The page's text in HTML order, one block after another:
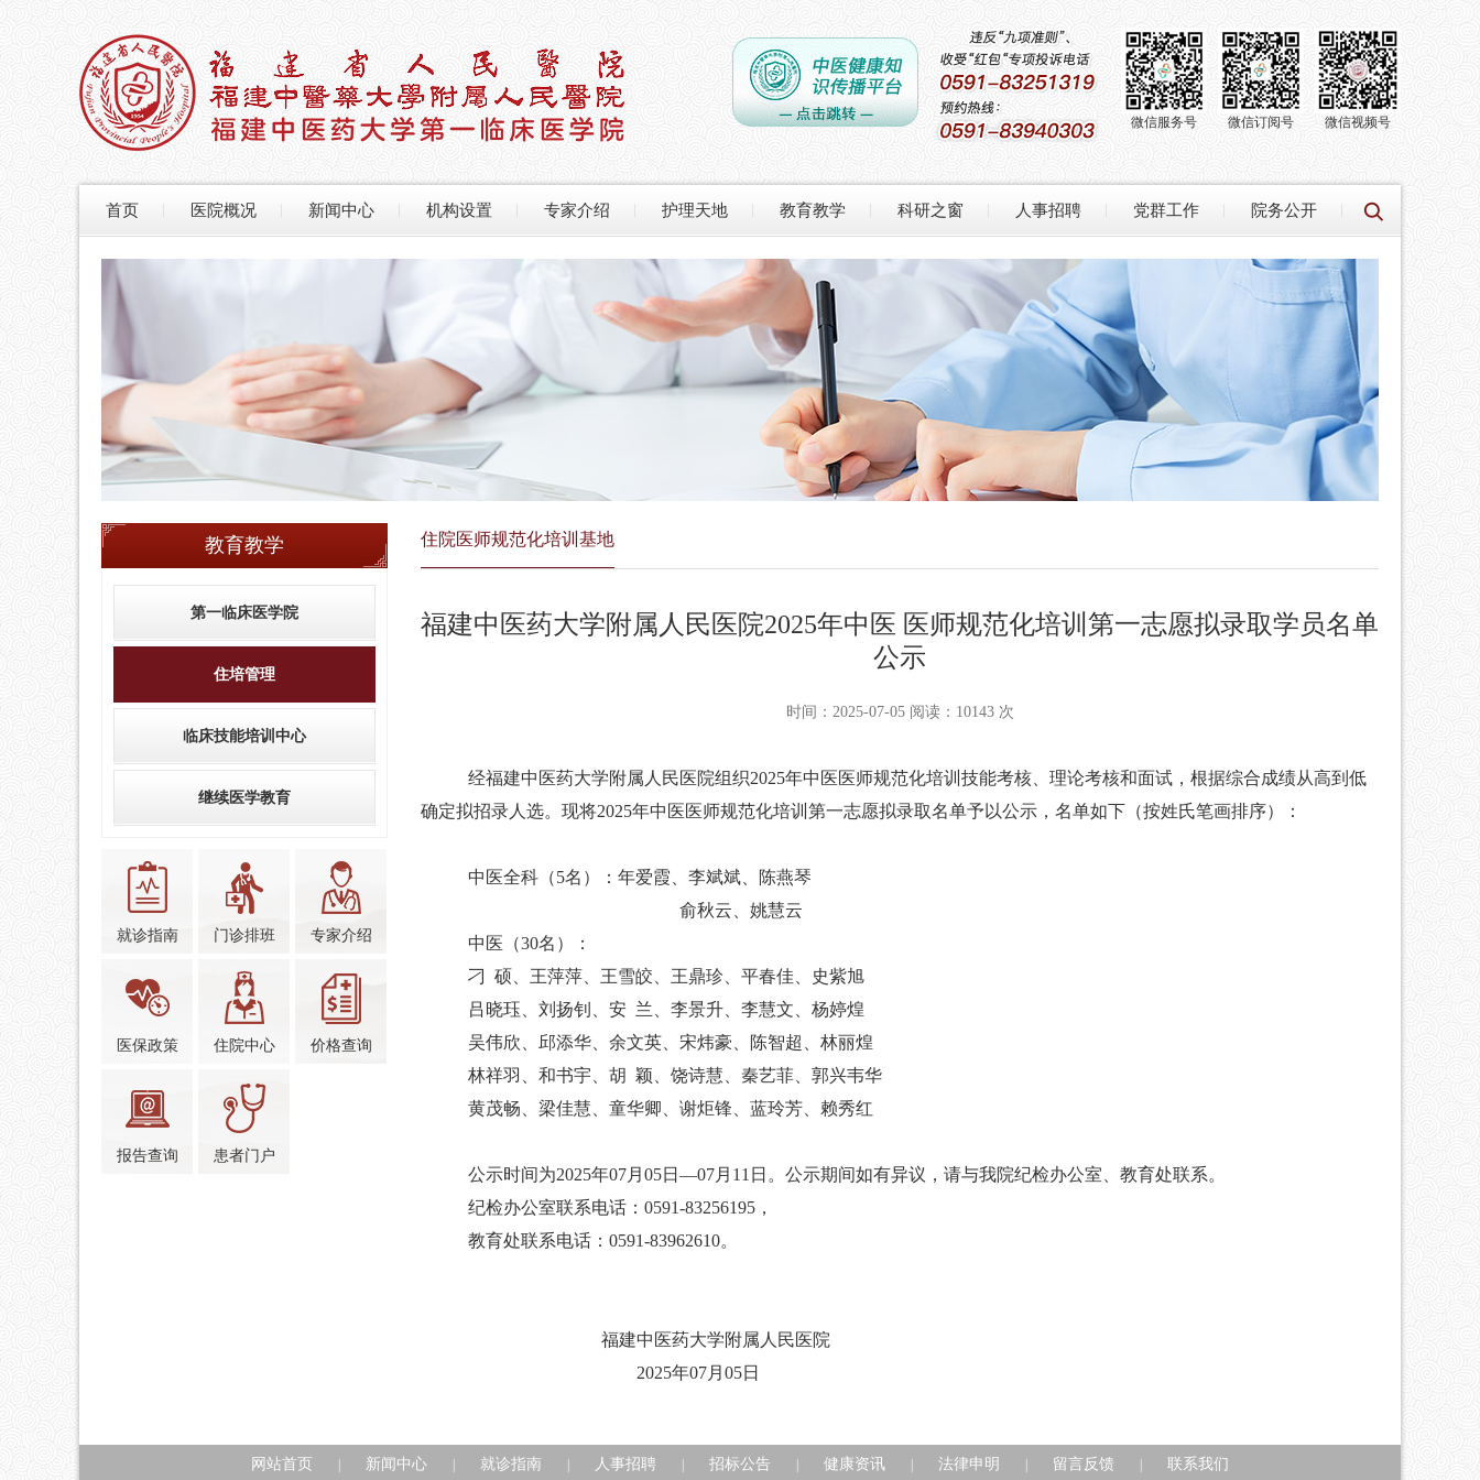
微信视频号
微信订阅号
微信服务号
首页 医院概况 新闻中心 机构设置 专家介绍 护理天地 教育教学 科研之窗 人事招聘 党群工作 院务公开
教育教学
第一临床医学院
住培管理
临床技能培训中心
继续医学教育
就诊指南 门诊排班 专家介绍
医保政策 住院中心 价格查询
报告查询 患者门户
住院医师规范化培训基地
福建中医药大学附属人民医院2025年中医 医师规范化培训第一志愿拟录取学员名单
公示
时间：2025-07-05 阅读：10143 次
经福建中医药大学附属人民医院组织2025年中医医师规范化培训 技能考核、理论考核和面试，根据综合成绩从高到低
确定拟招录人选。现将2025年中医医师规范化培训第一志愿拟录取名单予以公示，名单如下 （按姓氏笔画排序） ：
中医全科（5名）：年爱霞 、李斌斌、陈燕琴
俞秋云、姚慧云
中医（30名）：
刁
硕 、王萍萍、王雪皎、王鼎珍、平春佳、史紫旭
吕晓珏、刘扬钊、安 兰、李景升、李慧文、杨婷煌
吴伟欣、邱添华、余文英、宋炜豪、陈智超、林丽煌
林祥羽、和书宇、胡 颖、饶诗慧、秦艺菲、郭兴韦华
黄茂畅、梁佳慧、童华卿、谢炬锋、蓝玲芳、赖秀红
公示时间为2025年07月 05日 —07月 1 1 日。公示期间如有异议，请与我院纪检办公室 教育处联系。
纪检办公室联系电话： 0591-83256195，
教育处联系电话： 0591-83962610。
福建中医药大学附属人民医院
2025年07月 05日
网站首页 新闻中心 就诊指南 人事招聘 招标公告 健康资讯 法律申明 留言反馈 联系我们